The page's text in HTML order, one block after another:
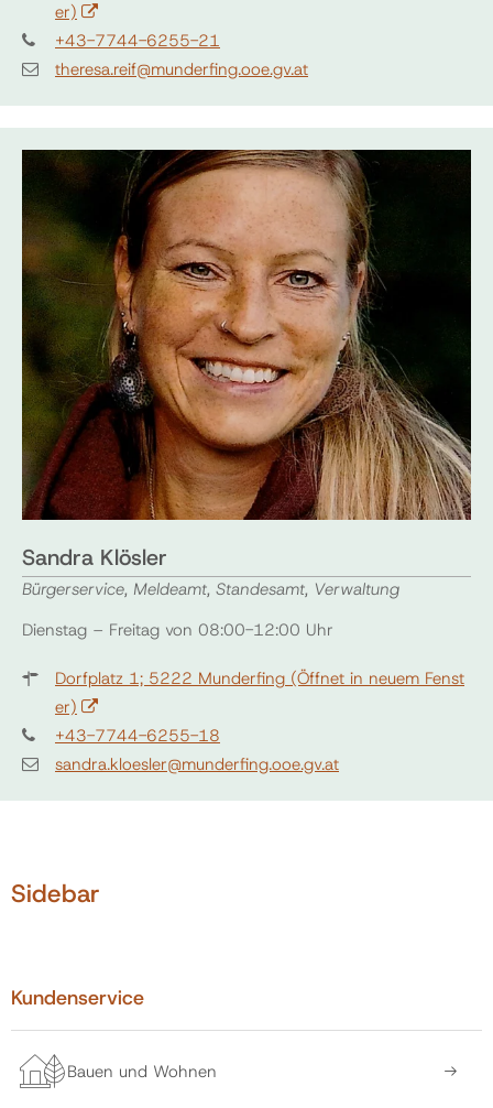
er)
+43-7744-6255-21
theresa.reif@munderfing.ooe.gv.at
Sandra Klösler
Bürgerservice, Meldeamt, Standesamt, Verwaltung
Dienstag – Freitag von 08:00-12:00 Uhr
Dorfplatz 1; 5222 Munderfing (Öffnet in neuem Fenst
er)
+43-7744-6255-18
sandra.kloesler@munderfing.ooe.gv.at
Sidebar
Kundenservice
Bauen und Wohnen